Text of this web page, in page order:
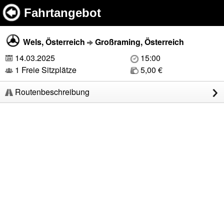
Fahrtangebot
Wels, Österreich
Großraming, Österreich
14.03.2025
15:00
1 Freie Sitzplätze
5,00 €
Routenbeschreibung